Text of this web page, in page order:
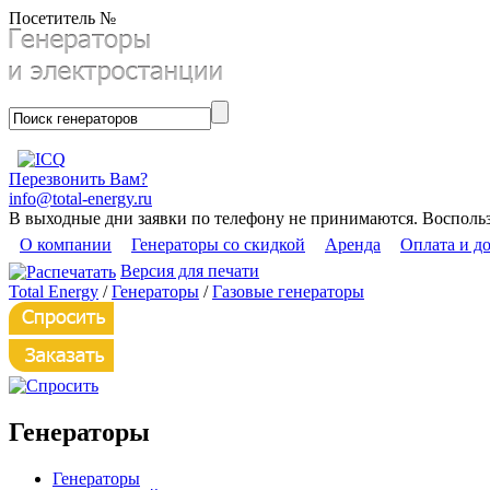
Посетитель №
Перезвонить Вам?
info@total-energy.ru
В выходные дни заявки по телефону не принимаются.
О компании
Генераторы со скидкой Аренда
Оплата и
Версия для печати
Total Energy /Генераторы /Газовые генераторы
Генераторы
Генераторы